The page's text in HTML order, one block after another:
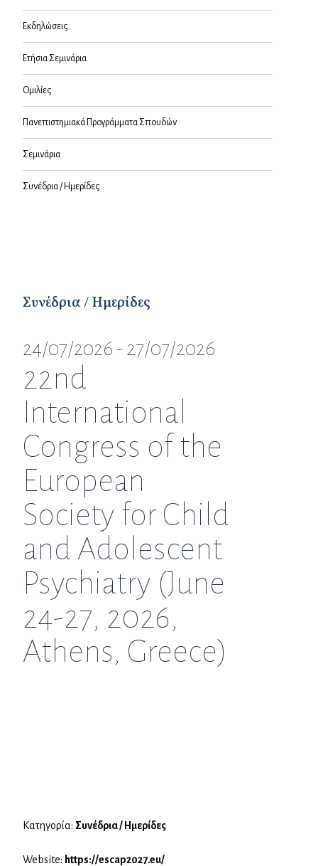
Εκδηλώσεις
Ετήσια Σεμινάρια
Ομιλίες
Πανεπιστημιακά Προγράμματα Σπουδών
Σεμινάρια
Συνέδρια / Ημερίδες
Συνέδρια / Ημερίδες
24/07/2026 - 27/07/2026
22nd
International
Congress of the
European
Society for Child
and Adolescent
Psychiatry (June
24-27, 2026,
Athens, Greece)
Κατηγορία: Συνέδρια / Ημερίδες
Website: https://escap2027.eu/